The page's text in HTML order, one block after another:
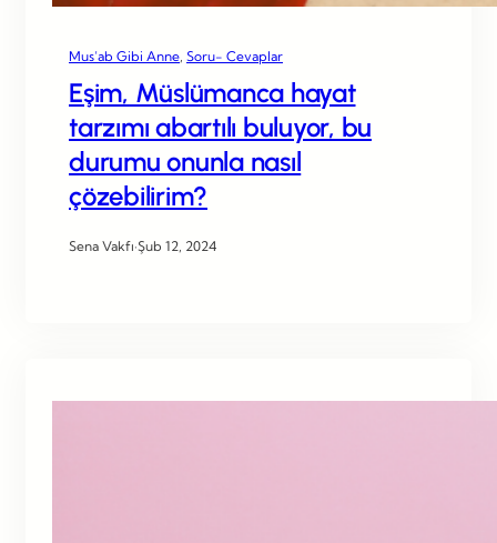
Mus’ab Gibi Anne Soru- Cevaplar
Eşim, Müslümanca hayat
tarzımı abartılı buluyor, bu
durumu onunla nasıl
çözebilirim?
Sena Vakfı·Şub 12, 2024